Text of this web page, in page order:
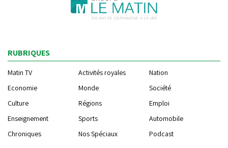
RUBRIQUES
Matin TV Activités royales
Nation
Economie
Monde
Société
Culture
Régions
Emploi
Enseignement
Sports
Automobile
Chroniques
Nos Spéciaux Podcast